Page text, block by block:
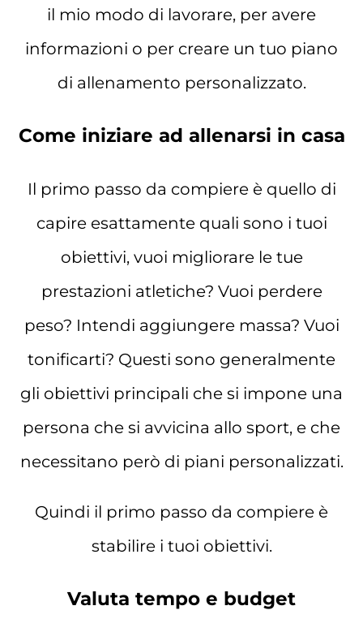
il mio modo di lavorare, per avere
informazioni o per creare un tuo piano
di allenamento personalizzato.
Come iniziare ad allenarsi in casa
Il primo passo da compiere è quello di
capire esattamente quali sono i tuoi
obiettivi, vuoi migliorare le tue
prestazioni atletiche? Vuoi perdere
peso? Intendi aggiungere massa? Vuoi
tonificarti? Questi sono generalmente
gli obiettivi principali che si impone una
persona che si avvicina allo sport, e che
necessitano però di piani personalizzati.
Quindi il primo passo da compiere è
stabilire i tuoi obiettivi.
Valuta tempo e budget